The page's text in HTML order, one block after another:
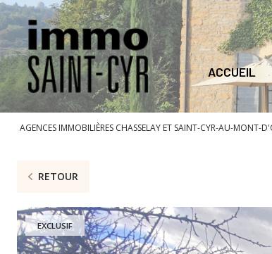
ACCUEIL
AGENCES IMMOBILIÈRES CHASSELAY ET SAINT-CYR-AU-MONT-
RETOUR
EXCLUSIF